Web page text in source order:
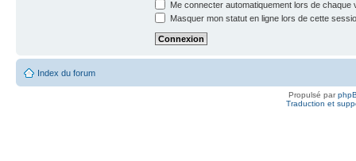
Me connecter automatiquement lors de chaque
Masquer mon statut en ligne lors de cette
Index du forum
Propulsé par
Traduction et